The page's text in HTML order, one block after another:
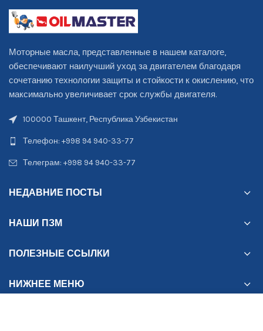
Моторные масла, представленные в нашем каталоге,
обеспечивают наилучший уход за двигателем благодаря
сочетанию технологии защиты и стойкости к окислению, что
максимально увеличивает срок службы двигателя.
100000 Ташкент, Республика Узбекистан
Телефон: +998 94 940-33-77
Телеграм: +998 94 940-33-77
НЕДАВНИЕ ПОСТЫ
НАШИ ПЗМ
ПОЛЕЗНЫЕ ССЫЛКИ
НИЖНЕЕ МЕНЮ